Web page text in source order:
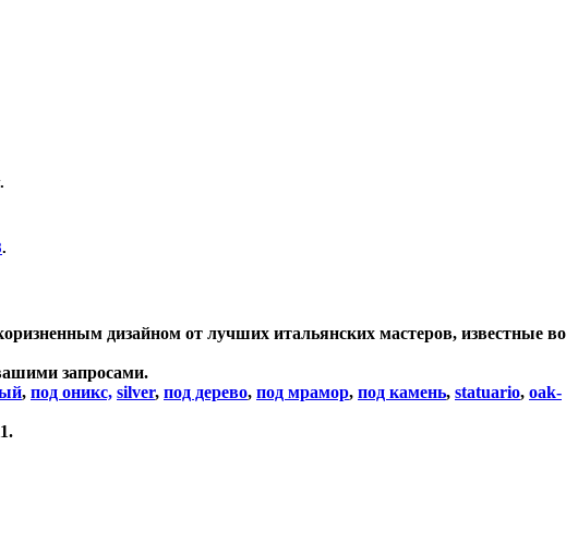
.
дизайном от лучших итальянских мастеров, известные во
запросами.
, под оникс, silver, под дерево, под мрамор, под камень, statuario, oak-